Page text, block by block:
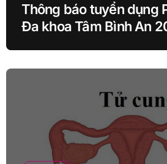
Thông báo tuyển dụng
Đa khoa Tâm Bình An